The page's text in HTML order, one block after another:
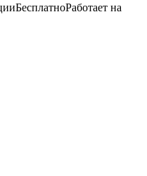
БесплатноРаботает на